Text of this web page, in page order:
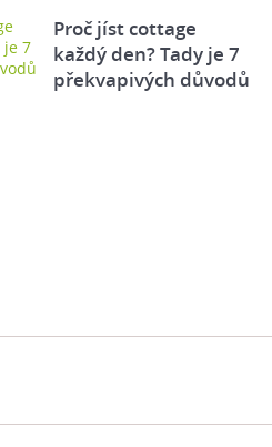
Proč jíst cottage
každý den? Tady je 7
překvapivých důvodů